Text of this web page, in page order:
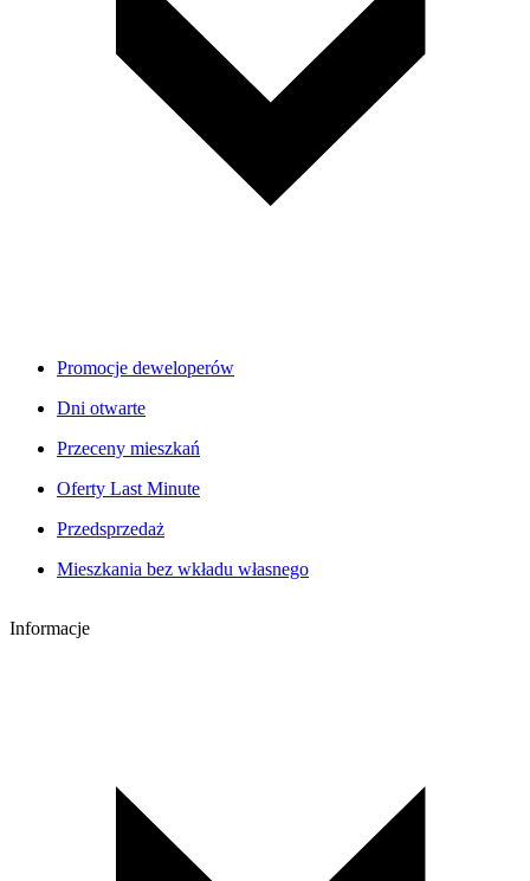
Promocje deweloperów
Dni otwarte
Przeceny mieszkań
Oferty Last Minute
Przedsprzedaż
Mieszkania bez wkładu własnego
Informacje